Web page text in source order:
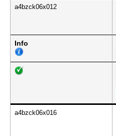
a4bzck06x012
Info
a4bzck06x016